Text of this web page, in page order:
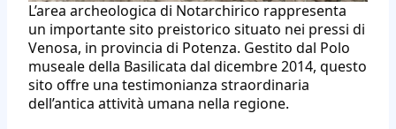
L’area archeologica di Notarchirico rappresenta
un importante sito preistorico situato nei pressi di
Venosa, in provincia di Potenza. Gestito dal Polo
museale della Basilicata dal dicembre 2014, questo
sito offre una testimonianza straordinaria
dell’antica attività umana nella regione.